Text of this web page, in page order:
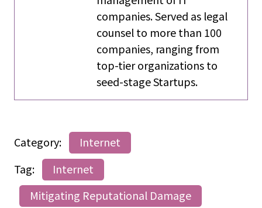
companies. Served as legal
counsel to more than 100
companies, ranging from
top-tier organizations to
seed-stage Startups.
Category:
Internet
Tag:
Internet
Mitigating Reputational Damage